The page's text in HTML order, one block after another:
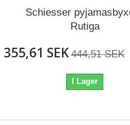
Schiesser
Rutiga
355,61 SEK 444,51 SEK
I Lager